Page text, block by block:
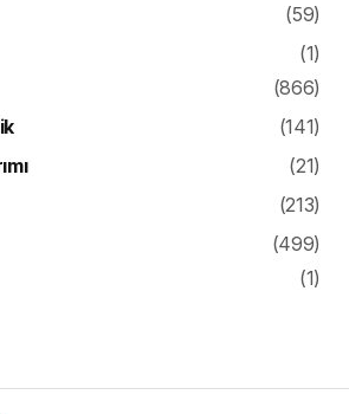
(59)
(1)
(866)
(141)
(21)
(213)
(499)
(1)